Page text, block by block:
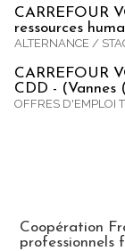
CARREFOUR
ressources
ALTERNANCE /
CARREFOUR
CDD - (Vannes
OFFRES D'EMPLOI
Coopération
professionnels